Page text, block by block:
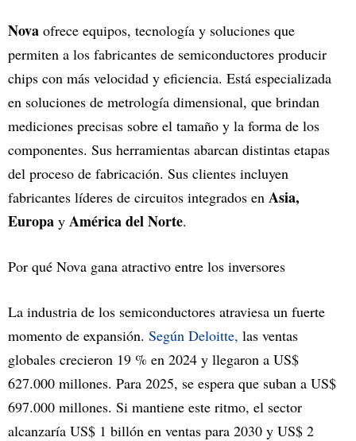
Nova ofrece equipos, tecnología y soluciones que
permiten a los fabricantes de semiconductores producir
chips con más velocidad y eficiencia. Está especializada
en soluciones de metrología dimensional, que brindan
mediciones precisas sobre el tamaño y la forma de los
componentes. Sus herramientas abarcan distintas etapas
del proceso de fabricación. Sus clientes incluyen
fabricantes líderes de circuitos integrados en Asia,
Europa y América del Norte.
Por qué Nova gana atractivo entre los inversores
La industria de los semiconductores atraviesa un fuerte
momento de expansión. Según Deloitte, las ventas
globales crecieron 19 % en 2024 y llegaron a US$
627.000 millones. Para 2025, se espera que suban a US$
697.000 millones. Si mantiene este ritmo, el sector
alcanzaría US$ 1 billón en ventas para 2030 y US$ 2